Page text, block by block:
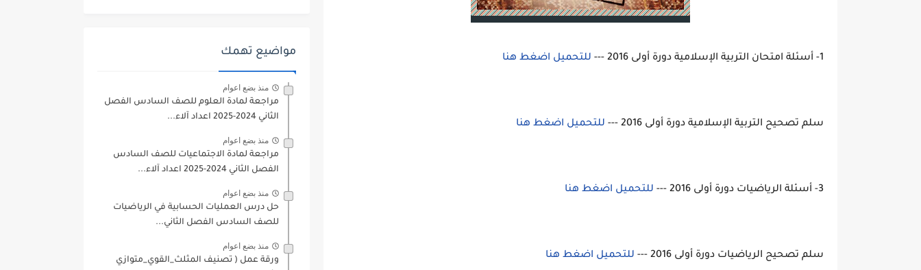
1- أسئلة امتحان التربية الإسلامية دورة أولى 2016 --- للتحميل اضغط هنا
سلم تصحيح التربية الإسلامية دورة أولى 2016 --- للتحميل اضغط هنا
3- أسئلة الرياضيات دورة أولى 2016 --- للتحميل اضغط هنا
سلم تصحيح الرياضيات دورة أولى 2016 --- للتحميل اضغط هنا
مواضيع تهمك
منذ بضع اعوام
مراجعة لمادة العلوم للصف السادس الفصل
الثاني 2024-2025 اعداد آلاء...
منذ بضع اعوام
مراجعة لمادة الاجتماعيات للصف السادس
الفصل الثاني 2024-2025 اعداد آلاء...
منذ بضع اعوام
حل درس العمليات الحسابية في الرياضيات
للصف السادس الفصل الثاني...
منذ بضع اعوام
ورقة عمل ( تصنيف المثلث_القوي_متوازي